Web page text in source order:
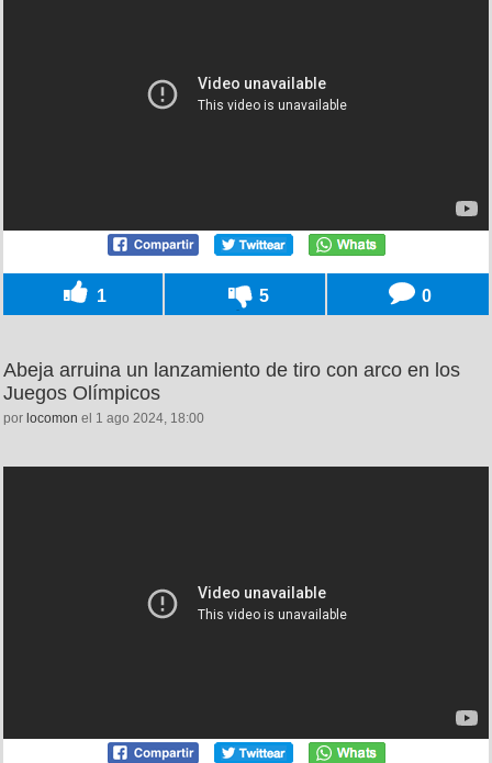
1 5 0
Abeja arruina un lanzamiento de tiro con arco en los
Juegos Olímpicos
por locomon el 1 ago 2024, 18:00